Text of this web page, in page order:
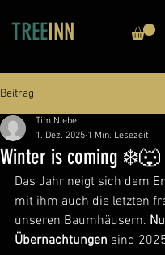
TREEINN
Beitrag
Winter is coming ❄️🐺
Tim Nieber
1. Dez. 2025 1 Min. Lesezeit
Das Jahr neigt sich dem
mit ihm auch die letzten
unseren Baumhäusern.
Übernachtungen sind